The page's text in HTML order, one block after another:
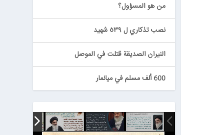
من هو المسؤول؟
نصب تذكاري ل ٥٣٩ شهيد
النيران الصديقة قتلت في الموصل
600 ألف مسلم في ميانمار